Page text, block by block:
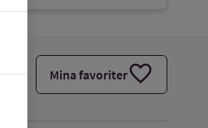
Mina favoriterfavorite